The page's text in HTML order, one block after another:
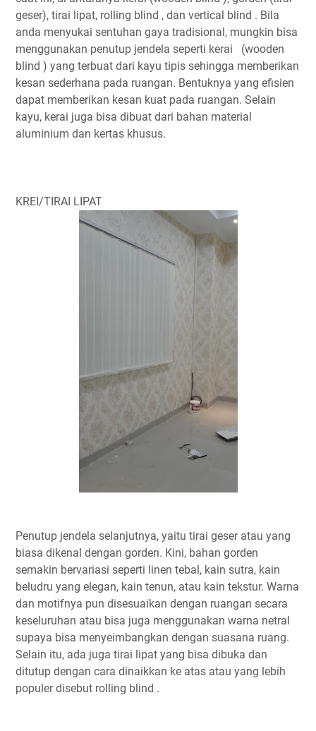
geser), tirai lipat, rolling blind , dan vertical blind . Bila
anda menyukai sentuhan gaya tradisional, mungkin bisa
menggunakan penutup jendela seperti kerai (wooden
blind ) yang terbuat dari kayu tipis sehingga memberikan
kesan sederhana pada ruangan. Bentuknya yang efisien
dapat memberikan kesan kuat pada ruangan. Selain
kayu, kerai juga bisa dibuat dari bahan material
aluminium dan kertas khusus.
KREI/TIRAI LIPAT
Penutup jendela selanjutnya, yaitu tirai geser atau yang
biasa dikenal dengan gorden. Kini, bahan gorden
semakin bervariasi seperti linen tebal, kain sutra, kain
beludru yang elegan, kain tenun, atau kain tekstur. Warna
dan motifnya pun disesuaikan dengan ruangan secara
keseluruhan atau bisa juga menggunakan warna netral
supaya bisa menyeimbangkan dengan suasana ruang.
Selain itu, ada juga tirai lipat yang bisa dibuka dan
ditutup dengan cara dinaikkan ke atas atau yang lebih
populer disebut rolling blind .